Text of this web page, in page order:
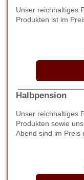
Unser reichhaltiges
Produkten ist im
Halbpension
Unser reichhaltiges
Produkten sowie
Abend sind im Preis